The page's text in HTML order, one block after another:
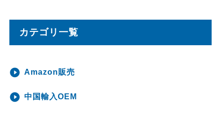
カテゴリ一覧
Amazon販売
中国輸入OEM